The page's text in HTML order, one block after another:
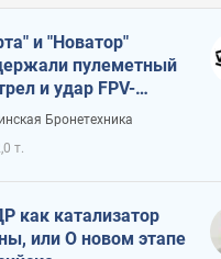
и "Новатор"
пулеметный
и удар FPV-
сохранив жизнь
Бронетехника
т.
как катализатор
или О новом этапе